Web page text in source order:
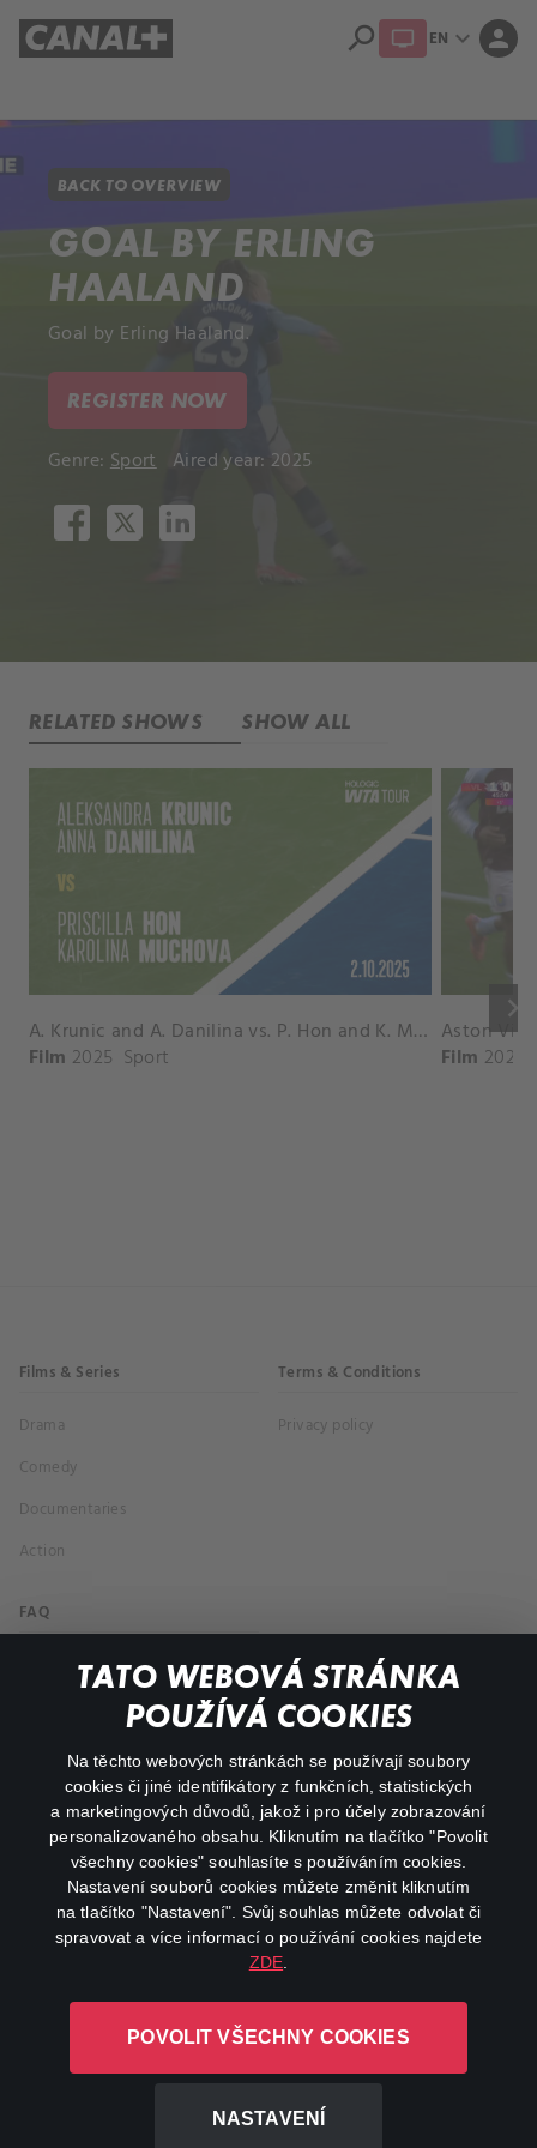
TATO WEBOVÁ STRÁNKA
POUŽÍVÁ COOKIES
Na těchto webových stránkách se používají soubory
cookies či jiné identifikátory z funkčních, statistických
a marketingových důvodů, jakož i pro účely zobrazování
personalizovaného obsahu. Kliknutím na tlačítko "Povolit
všechny cookies" souhlasíte s používáním cookies.
Nastavení souborů cookies můžete změnit kliknutím
na tlačítko "Nastavení". Svůj souhlas můžete odvolat či
spravovat a více informací o používání cookies najdete
ZDE
POVOLIT VŠECHNY COOKIES
NASTAVENÍ
search EN expand_more person
BACK TO OVERVIEW
GOAL BY ERLING
HAALAND
Goal by Erling Haaland.
REGISTER NOW
Genre: Sport Aired year: 2025
RELATED SHOWS SHOW ALL
keyboard_arrow_right
A. Krunic and A. Danilina vs. P. Hon and K. Muchova Match Highlights - BEIJING_Capital Group Diamond ( October 02, 2025)
Film 2025 Sport Film 2026
Films & Series
Drama
Comedy
Documentaries
Action
Terms & Conditions
Privacy policy
FAQ
My profile
facebookinstagram
youtube
L-1246 Luxembourg R.C.S.